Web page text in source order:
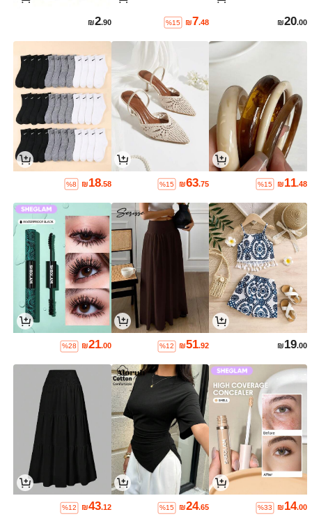
₪20.00
₪7.48
%15
₪2.90
₪11.48
%15
₪63.75
%15
₪18.58
%8
₪19.00
₪51.92
%12
₪21.00
%28
₪14.00
%33
₪24.65
%15
₪43.12
%12